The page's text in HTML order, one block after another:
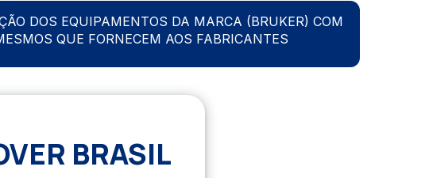
DOS EQUIPAMENTOS DA MARCA (BRUKER) COM
QUE FORNECEM AOS FABRICANTES
BRASIL